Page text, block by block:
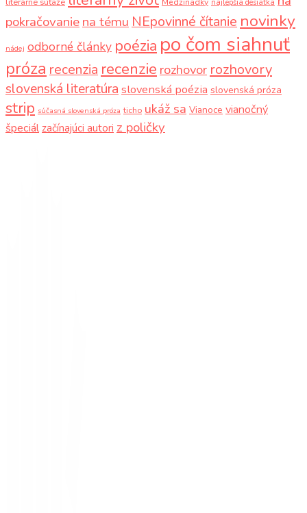
najlepšia desiatka
pokračovaniena tému NEpovinné čítanie novinky
nádej odborné články poézia po čom siahnuť
próza recenzia recenzie rozhovor rozhovory
slovenská literatúra slovenská poézia slovenská próza
strip súčasná slovenská próza ticho ukáž sa Vianoce vianočný
špeciál začínajúci autori z poličky